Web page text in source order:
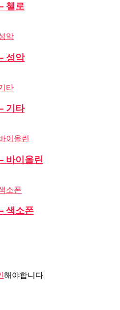
첼로
성악
기타
바이올린
색소폰
해야합니다.